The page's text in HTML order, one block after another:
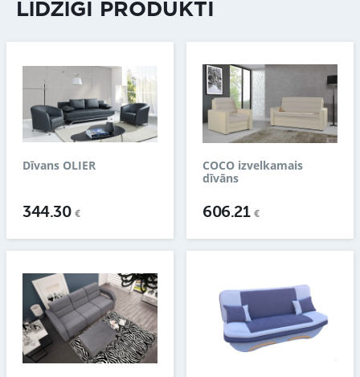
LĪDZĪGI PRODUKTI
Dīvans OLIER
344.30€
COCO izvelkamais
dīvāns
606.21€